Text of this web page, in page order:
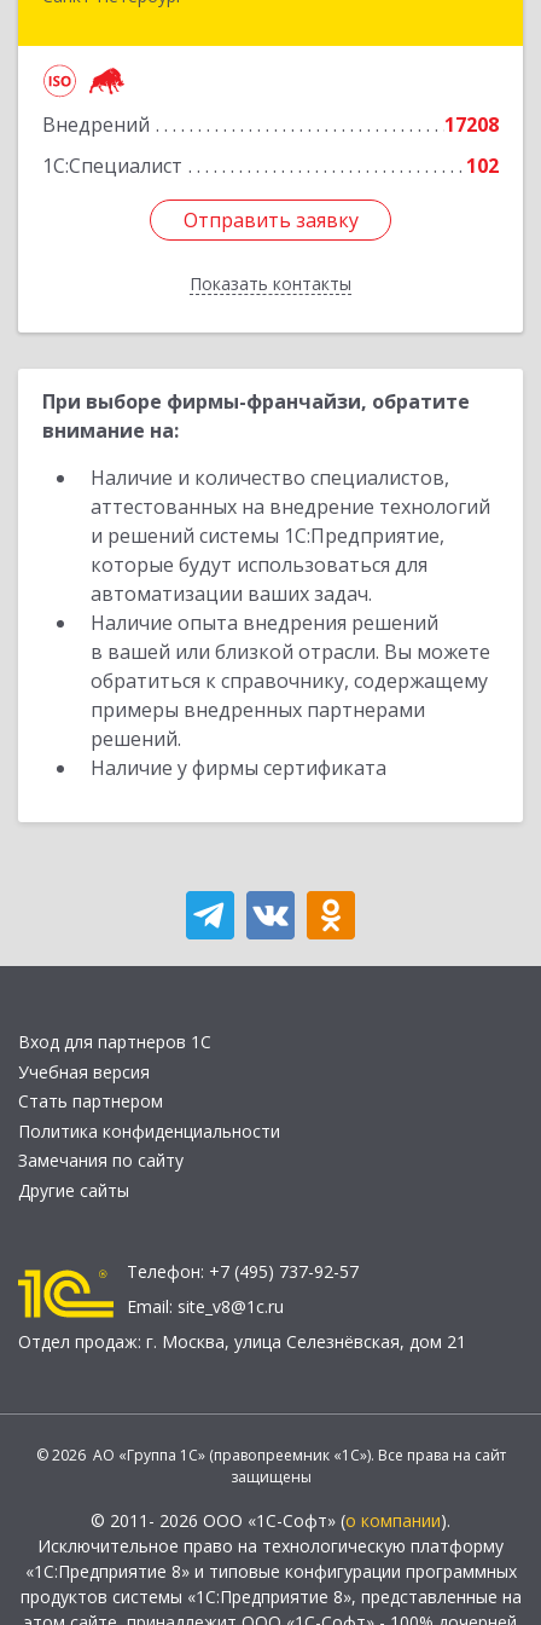
Внедрений
17208
1С:Специалист
102
Отправить заявку
Показать контакты
Отправить заявку
Назад
При выборе фирмы-франчайзи, обратите
внимание на:
Наличие и количество специалистов,
аттестованных на внедрение технологий
и решений системы 1С:Предприятие,
которые будут использоваться для
автоматизации ваших задач.
Наличие опыта внедрения решений
в вашей или близкой отрасли. Вы можете
обратиться к справочнику, содержащему
примеры внедренных партнерами
решений.
Наличие у фирмы сертификата
Вход для партнеров 1С
Учебная версия
Стать партнером
Политика конфиденциальности
Замечания по сайту
Другие сайты
Телефон: +7 (495) 737-92-57
Email: site_v8@1c.ru
Отдел продаж: г. Москва, улица Селезнёвская, дом 21
© 2026 АО «Группа 1С» (правопреемник «1С»). Все права на сайт
защищены
© 2011- 2026 ООО «1С-Софт» (о компании).
Исключительное право на технологическую платформу
«1С:Предприятие 8» и типовые конфигурации программных
продуктов системы «1С:Предприятие 8», представленные на